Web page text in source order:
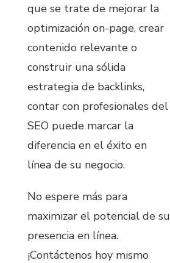
que se trate de mejorar la
optimización on-page, crear
contenido relevante o
construir una sólida
estrategia de backlinks,
contar con profesionales del
SEO puede marcar la
diferencia en el éxito en
línea de su negocio.
No espere más para
maximizar el potencial de su
presencia en línea.
¡Contáctenos hoy mismo